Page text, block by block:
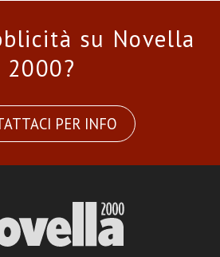
su Novella
2000?
PER INFO